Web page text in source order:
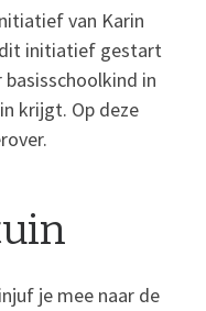
van Karin
initiatief gestart
in
krijgt. Op deze
je mee naar de